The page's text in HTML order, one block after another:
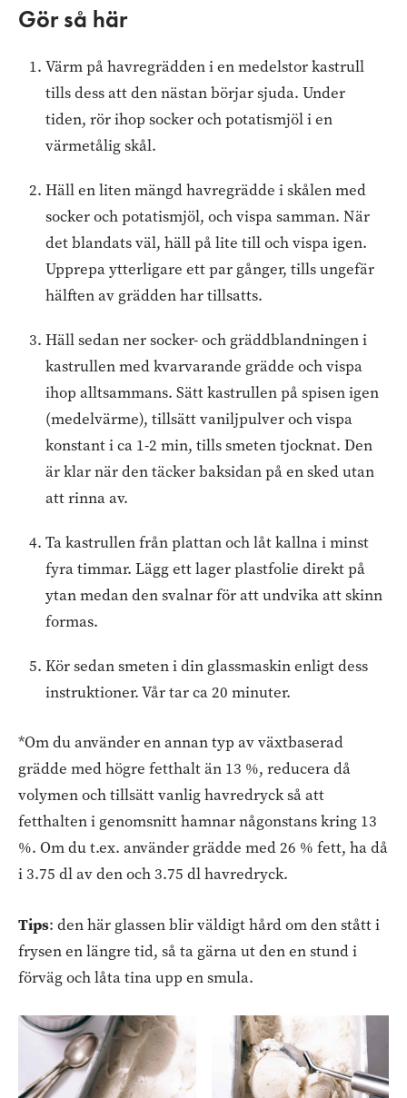
Gör så här
Värm på havregrädden i en medelstor kastrull
tills dess att den nästan börjar sjuda. Under
tiden, rör ihop socker och potatismjöl i en
värmetålig skål.
Häll en liten mängd havregrädde i skålen med
socker och potatismjöl, och vispa samman. När
det blandats väl, häll på lite till och vispa igen.
Upprepa ytterligare ett par gånger, tills ungefär
hälften av grädden har tillsatts.
Häll sedan ner socker- och gräddblandningen i
kastrullen med kvarvarande grädde och vispa
ihop alltsammans. Sätt kastrullen på spisen igen
(medelvärme), tillsätt vaniljpulver och vispa
konstant i ca 1-2 min, tills smeten tjocknat. Den
är klar när den täcker baksidan på en sked utan
att rinna av.
Ta kastrullen från plattan och låt kallna i minst
fyra timmar. Lägg ett lager plastfolie direkt på
ytan medan den svalnar för att undvika att skinn
formas.
Kör sedan smeten i din glassmaskin enligt dess
instruktioner. Vår tar ca 20 minuter.
*Om du använder en annan typ av växtbaserad
grädde med högre fetthalt än 13 %, reducera då
volymen och tillsätt vanlig havredryck så att
fetthalten i genomsnitt hamnar någonstans kring 13
%. Om du t.ex. använder grädde med 26 % fett, ha då
i 3.75 dl av den och 3.75 dl havredryck.
Tips: den här glassen blir väldigt hård om den stått i
frysen en längre tid, så ta gärna ut den en stund i
förväg och låta tina upp en smula.